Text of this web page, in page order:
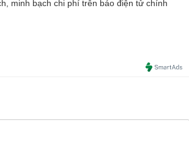
minh bạch chi phí trên báo điện tử chính